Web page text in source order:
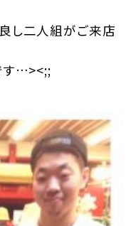
し二人組がご来店
す…><;;